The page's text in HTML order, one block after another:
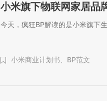
小米旗下物联网家居品
今天，疯狂BP解读的是小米旗
小米商业计划书、 BP范文